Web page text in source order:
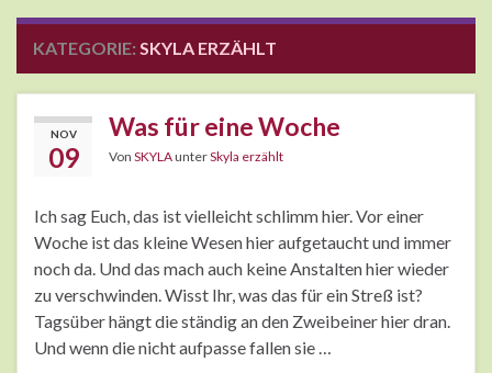
KATEGORIE: SKYLA ERZÄHLT
NOV
09
Was für eine Woche
Von SKYLAunterSkyla erzählt
Ich sag Euch, das ist vielleicht schlimm hier. Vor einer
Woche ist das kleine Wesen hier aufgetaucht und immer
noch da. Und das mach auch keine Anstalten hier wieder
zu verschwinden. Wisst Ihr, was das für ein Streß ist?
Tagsüber hängt die ständig an den Zweibeiner hier dran.
Und wenn die nicht aufpasse fallen sie …